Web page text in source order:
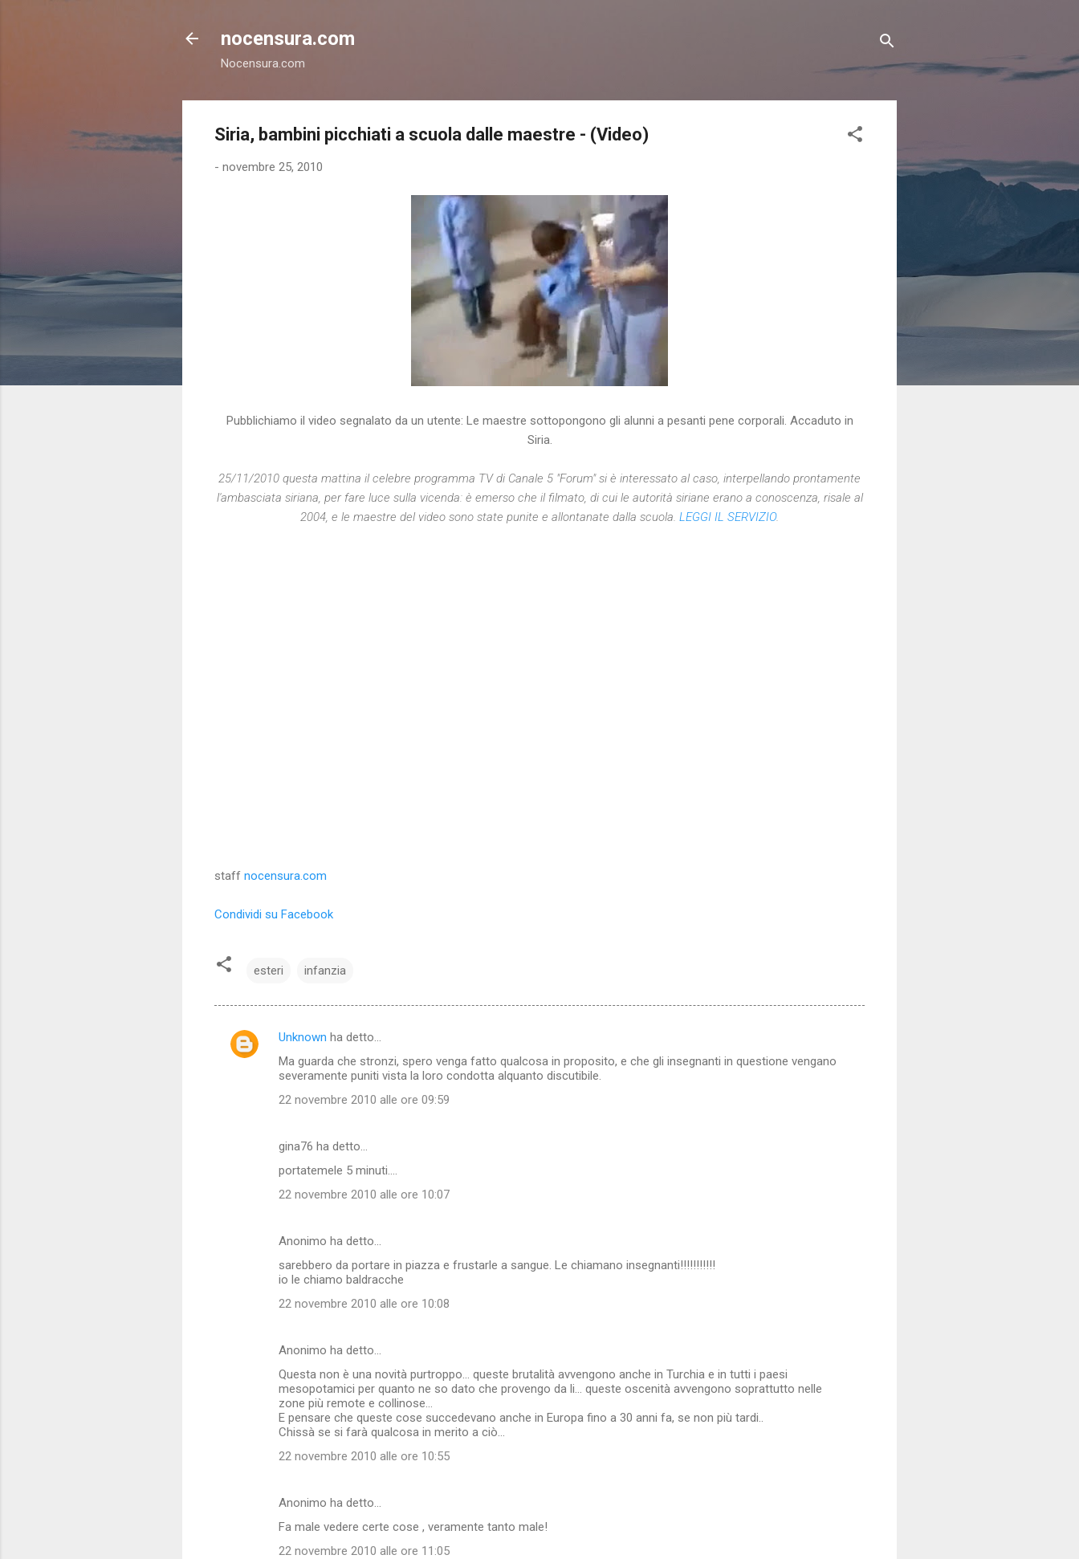
nocensura.com
Nocensura.com
Siria, bambini picchiati a scuola dalle maestre - (Video)
- novembre 25, 2010
Pubblichiamo il video segnalato da un utente: Le maestre sottopongono gli alunni a pesanti pene corporali. Accaduto in
Siria.
25/11/2010 questa mattina il celebre programma TV di Canale 5 "Forum" si è interessato al caso, interpellando prontamente
l'ambasciata siriana, per fare luce sulla vicenda: è emerso che il filmato, di cui le autorità siriane erano a conoscenza, risale al
2004, e le maestre del video sono state punite e allontanate dalla scuola. LEGGI IL SERVIZIO.
staff nocensura.com
Condividi su Facebook
esteri infanzia
C
Unknown ha detto…
Ma guarda che stronzi, spero venga fatto qualcosa in proposito, e che gli insegnanti in questione vengano
severamente puniti vista la loro condotta alquanto discutibile.
22 novembre 2010 alle ore 09:59
gina76 ha detto…
portatemele 5 minuti....
22 novembre 2010 alle ore 10:07
Anonimo ha detto…
sarebbero da portare in piazza e frustarle a sangue. Le chiamano insegnanti!!!!!!!!!!!
io le chiamo baldracche
22 novembre 2010 alle ore 10:08
Anonimo ha detto…
Questa non è una novità purtroppo... queste brutalità avvengono anche in Turchia e in tutti i paesi
mesopotamici per quanto ne so dato che provengo da li... queste oscenità avvengono soprattutto nelle
zone più remote e collinose...
E pensare che queste cose succedevano anche in Europa fino a 30 anni fa, se non più tardi..
Chissà se si farà qualcosa in merito a ciò...
22 novembre 2010 alle ore 10:55
Anonimo ha detto…
Fa male vedere certe cose , veramente tanto male!
22 novembre 2010 alle ore 11:05